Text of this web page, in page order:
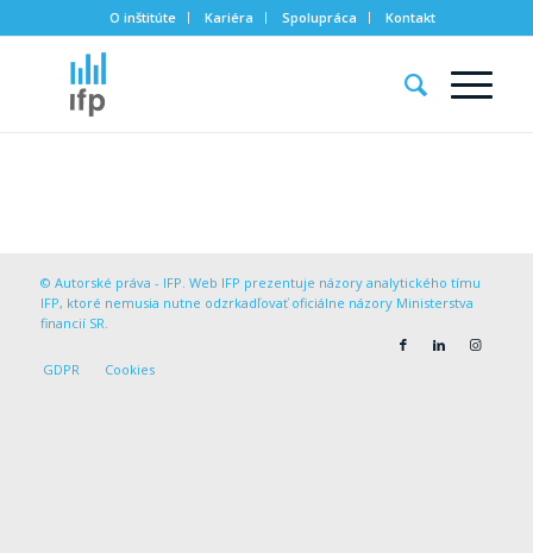
O inštitúte Kariéra Spolupráca Kontakt
© Autorské práva - IFP. Web IFP prezentuje názory analytického tímu
IFP, ktoré nemusia nutne odzrkadľovať oficiálne názory Ministerstva
financií SR.
GDPR Cookies